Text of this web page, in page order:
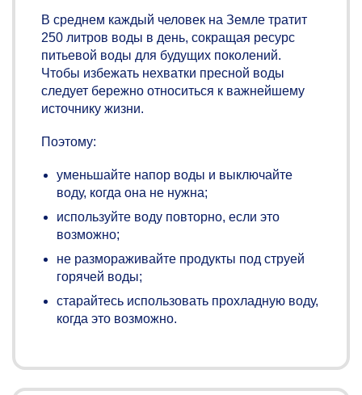
В среднем каждый человек на Земле тратит
250 литров воды в день, сокращая ресурс
питьевой воды для будущих поколений.
Чтобы избежать нехватки пресной воды
следует бережно относиться к важнейшему
источнику жизни.
Поэтому:
уменьшайте напор воды и выключайте
воду, когда она не нужна;
используйте воду повторно, если это
возможно;
не размораживайте продукты под струей
горячей воды;
старайтесь использовать прохладную воду,
когда это возможно.